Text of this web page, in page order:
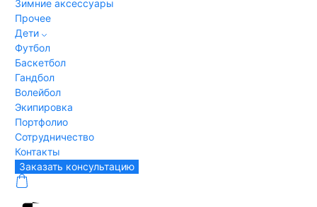
Зимние аксессуары
Прочее
Дети
Футбол
Баскетбол
Гандбол
Волейбол
Экипировка
Портфолио
Сотрудничество
Контакты
Заказать консультацию